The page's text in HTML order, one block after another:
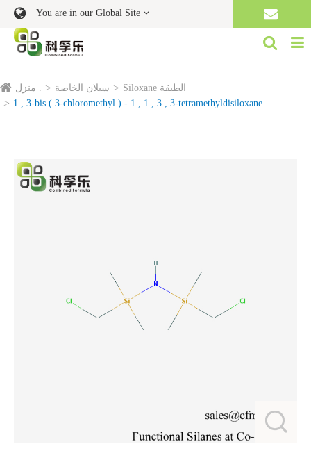
You are in our Global Site
منزل . سيلان الخاصة
Siloxane الطبقة
1 , 3-bis ( 3-chloromethyl ) - 1 , 1 , 3 , 3-tetramethyldisiloxane